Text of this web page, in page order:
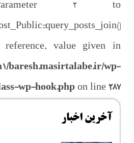
2 to
value given in
baresh.masirtalabe.ir/wp-
wp-hook.phpon line 287
آخرین اخبار